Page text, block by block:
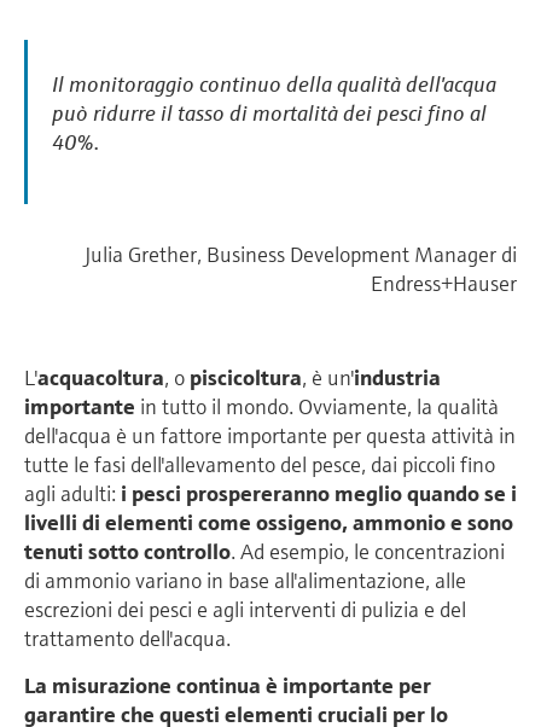
Il monitoraggio continuo della qualità dell'acqua
può ridurre il tasso di mortalità dei pesci fino al
40%.
Julia Grether, Business Development Manager di
Endress+Hauser
L'acquacoltura, o piscicoltura, è un'industria
importante in tutto il mondo. Ovviamente, la qualità
dell'acqua è un fattore importante per questa attività in
tutte le fasi dell'allevamento del pesce, dai piccoli fino
agli adulti: i pesci prospereranno meglio quando se i
livelli di elementi come ossigeno, ammonio e sono
tenuti sotto controllo. Ad esempio, le concentrazioni
di ammonio variano in base all'alimentazione, alle
escrezioni dei pesci e agli interventi di pulizia e del
trattamento dell'acqua.
La misurazione continua è importante per
garantire che questi elementi cruciali per lo